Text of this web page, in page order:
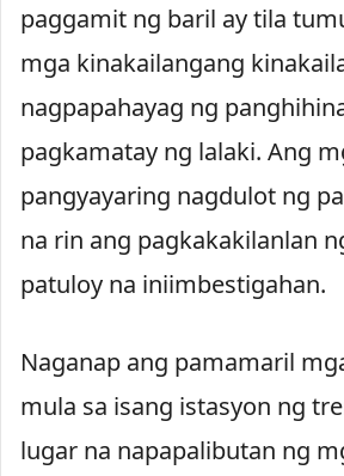
paggamit ng baril ay tila
mga kinakailangang
nagpapahayag ng
pagkamatay ng lalaki. Ang
pangyayaring nagdulot ng
na rin ang pagkakakilanlan
patuloy na iniimbestigahan.
Naganap ang pamamaril
mula sa isang istasyon ng
lugar na napapalibutan ng